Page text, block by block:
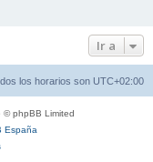
Ir a
los horarios son UTC+02:00
© phpBB Limited
España